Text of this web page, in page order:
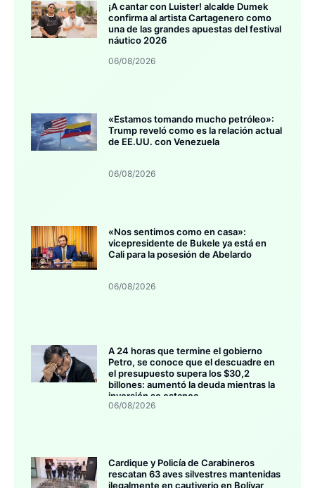
¡A cantar con Luister! alcalde Dumek
confirma al artista Cartagenero como
una de las grandes apuestas del festival
náutico 2026
06/08/2026
«Estamos tomando mucho petróleo»:
Trump reveló como es la relación actual
de EE.UU. con Venezuela
06/08/2026
«Nos sentimos como en casa»:
vicepresidente de Bukele ya está en
Cali para la posesión de Abelardo
06/08/2026
A 24 horas que termine el gobierno
Petro, se conoce que el descuadre en
el presupuesto supera los $30,2
billones: aumentó la deuda mientras la
inversión se estanca
06/08/2026
Cardique y Policía de Carabineros
rescatan 63 aves silvestres mantenidas
ilegalmente en cautiverio en Bolívar